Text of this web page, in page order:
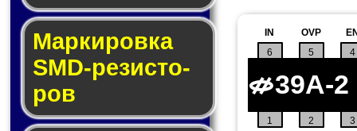
Маркировка
SMD-ре­зис­то­
ров
1 2 3
4
OVP
5
6
IN
39A-2